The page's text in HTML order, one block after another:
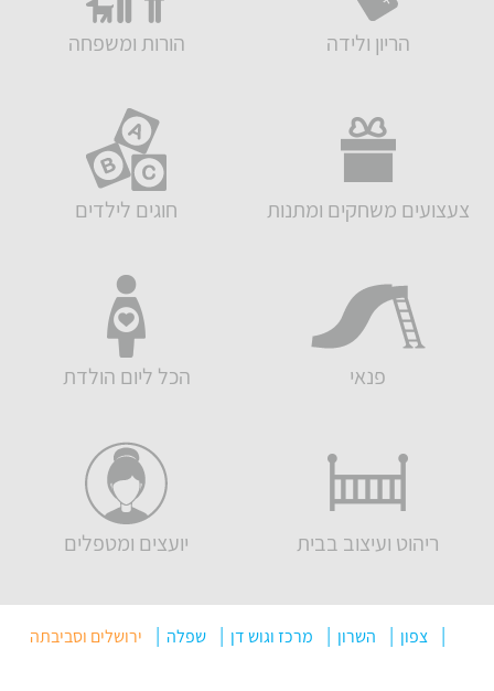
הורות ומשפחה הריון ולידה
חוגים לילדים צעצועים משחקים ומתנות
הכל ליום הולדת פנאי
יועצים ומטפלים ריהוט ועיצוב בבית
צפון השרון מרכז וגוש דן שפלה ירושלים וסביבתה